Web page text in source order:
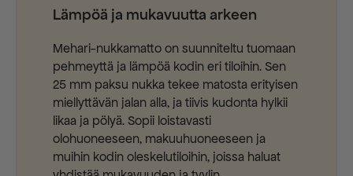
Lämpöä ja mukavuutta arkeen
Mehari-nukkamatto on suunniteltu tuomaan
pehmeyttä ja lämpöä kodin eri tiloihin. Sen
25 mm paksu nukka tekee matosta erityisen
miellyttävän jalan alla, ja tiivis kudonta hylkii
likaa ja pölyä. Sopii loistavasti
olohuoneeseen, makuuhuoneeseen ja
muihin kodin oleskelutiloihin, joissa haluat